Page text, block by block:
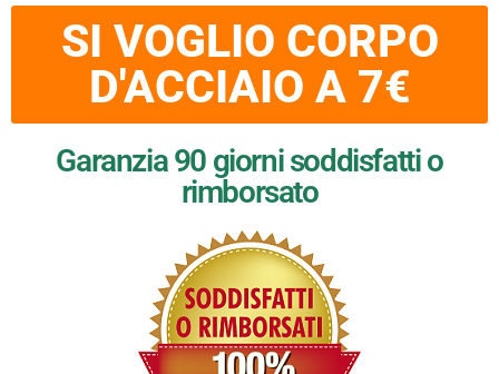
SI VOGLIO CORPO
D'ACCIAIO A 7€
Garanzia 90 giorni soddisfatti o
rimborsato